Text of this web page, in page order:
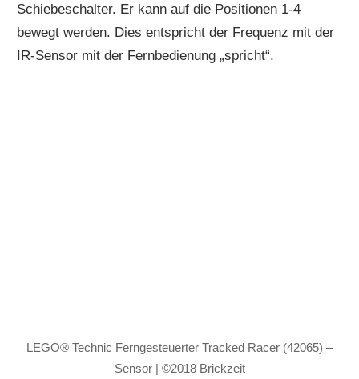
Schiebeschalter. Er kann auf die Positionen 1-4
bewegt werden. Dies entspricht der Frequenz mit der
IR-Sensor mit der Fernbedienung „spricht“.
LEGO® Technic Ferngesteuerter Tracked Racer (42065) –
Sensor | ©2018 Brickzeit